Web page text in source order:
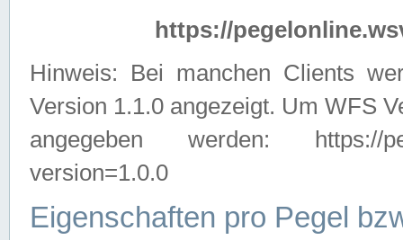
https://
Hinweis: Bei manchen Clients
Version 1.1.0 angezeigt. Um WFS
angegeben werden: https://
version=1.0.0
Eigenschaften pro Pegel